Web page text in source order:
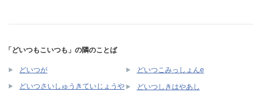
「どいつもこいつも」の隣のことば
どいつが
どいつこみっしょんe
どいつさいしゅうきていじょうや
どいつしきはやあし